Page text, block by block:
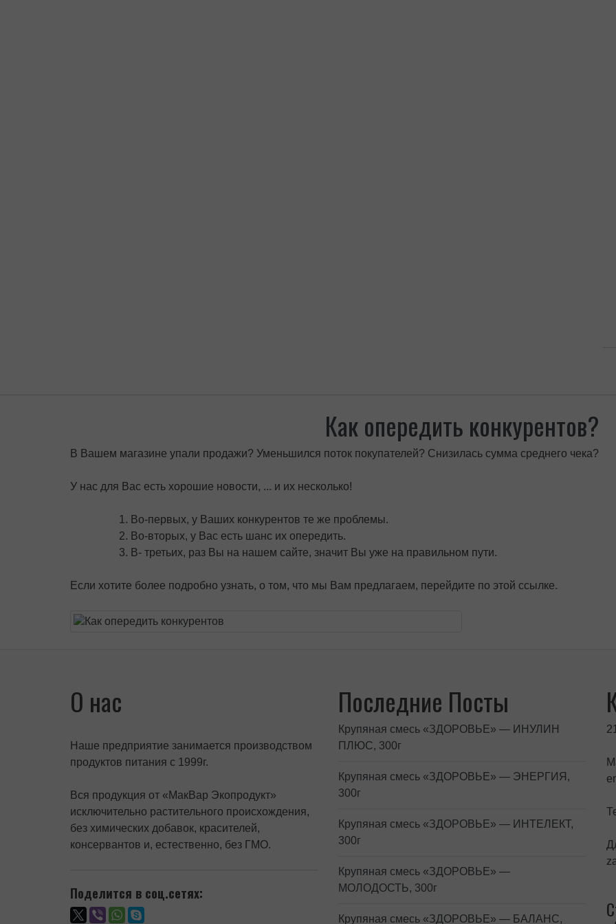
Как опередить конкурентов?
В Вашем магазине упали продажи? Уменьшился поток покупателей? Снизилась сумма среднего чека?
У нас для Вас есть хорошие новости, ... и их несколько!
Во-первых, у Ваших конкурентов те же проблемы.
Во-вторых, у Вас есть шанс их опередить.
В- третьих, раз Вы на нашем сайте, значит Вы уже на правильном пути.
Если хотите более подробно узнать, о том, что мы Вам предлагаем, перейдите по этой ссылке.
О нас
Наше предприятие занимается производством
продуктов питания с 1999г.
Вся продукция от «МакВар Экопродукт»
исключительно растительного происхождения,
без химических добавок, красителей,
консервантов и, естественно, без ГМО.
Поделится в соц.сетях:
Последние Посты
Крупяная смесь «ЗДОРОВЬЕ» — ИНУЛИН
ПЛЮС, 300г
Крупяная смесь «ЗДОРОВЬЕ» — ЭНЕРГИЯ,
300г
Крупяная смесь «ЗДОРОВЬЕ» — ИНТЕЛЕКТ,
300г
Крупяная смесь «ЗДОРОВЬЕ» —
МОЛОДОСТЬ, 300г
Крупяная смесь «ЗДОРОВЬЕ» — БАЛАНС,